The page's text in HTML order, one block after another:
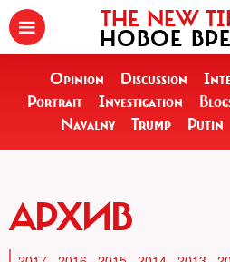
THE NEW
НОВОЕ
Opinion Discussion
Portrait
Investigation
Navalny
Trump Putin
АРХИВ